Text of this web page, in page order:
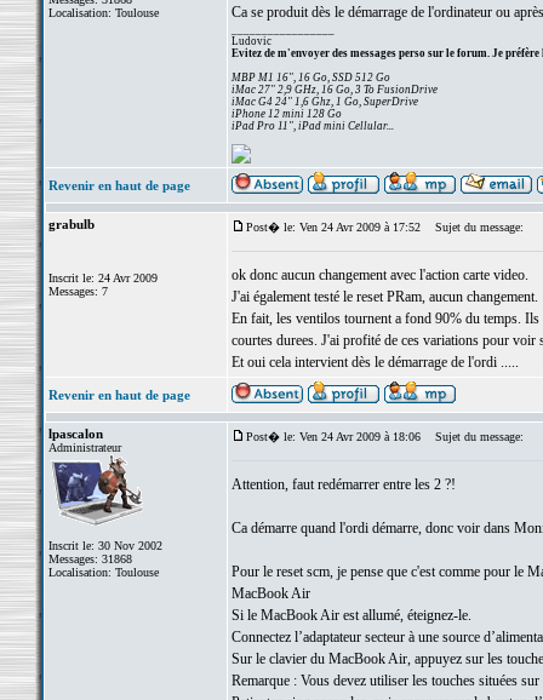
Localisation: Toulouse
Ca se produit dès le démarrage de l'ordinateur ou
Ludovic
Evitez de m'envoyer des messages perso sur le forum. Je préfère
MBP M1 16", 16 Go, SSD 512 Go
iMac 27" 2,9 GHz, 16 Go, 3 To FusionDrive
iMac G4 24" 1,6 Ghz, 1 Go, SuperDrive
iPhone 12 mini 128 Go
iPad Pro 11", iPad mini Cellular...
Revenir en haut de page
grabulb
Inscrit le: 24 Avr 2009
Messages: 7
Post� le: Ven 24 Avr 2009 à 17:52 Sujet du message:
ok donc aucun changement avec l'action carte video.
J'ai également testé le reset PRam, aucun changement.
En fait, les ventilos tournent a fond 90% du temps. Ils
courtes durees. J'ai profité de ces variations pour voir
Et oui cela intervient dès le démarrage de l'ordi .....
Revenir en haut de page
lpascalon
Administrateur
Inscrit le: 30 Nov 2002
Messages: 31868
Localisation: Toulouse
Post� le: Ven 24 Avr 2009 à 18:06 Sujet du message:
Attention, faut redémarrer entre les 2 ?!
Ca démarre quand l'ordi démarre, donc voir dans
Pour le reset scm, je pense que c'est comme pour le
MacBook Air
Si le MacBook Air est allumé, éteignez-le.
Connectez l’adaptateur secteur à une source
Sur le clavier du MacBook Air, appuyez sur les
Remarque : Vous devez utiliser les touches situées